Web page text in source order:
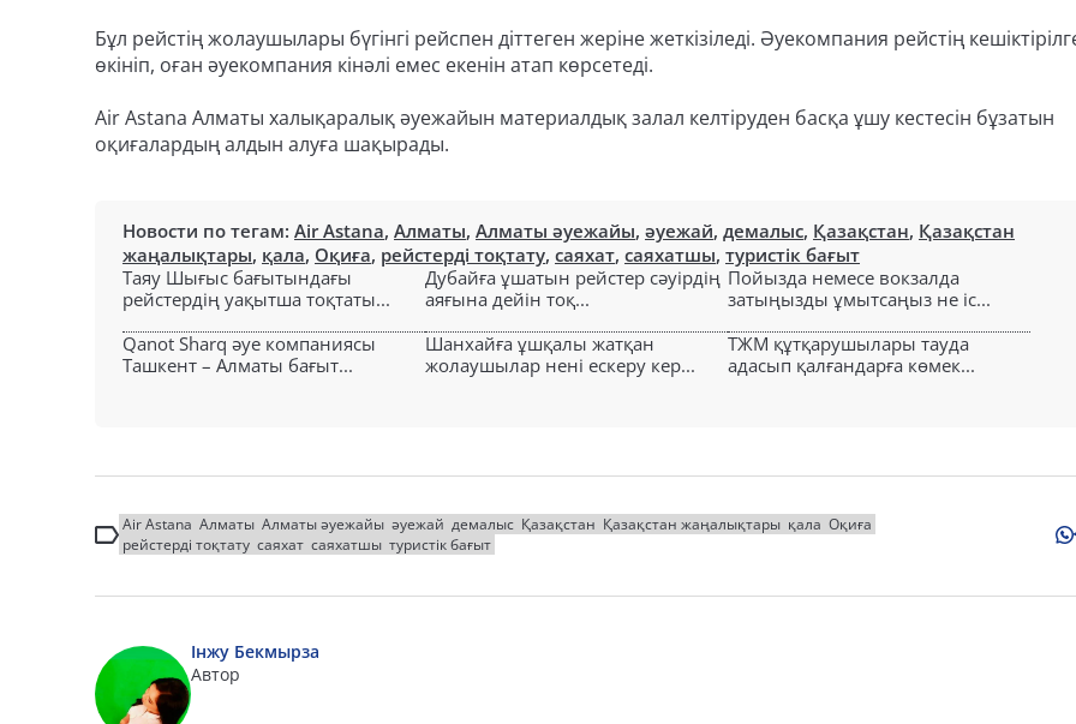
Бұл рейстің жолаушылары бүгінгі рейспен діттеген жеріне жеткізіледі. Әуекомпания рейстің
өкініп, оған әуекомпания кінәлі емес екенін атап көрсетеді.
Air Astana Алматы халықаралық әуежайын материалдық залал келтіруден басқа ұшу кестесін бұзатын
оқиғалардың алдын алуға шақырады.
Новости по тегам: Air Astana, Алматы, Алматы әуежайы, әуежай, демалыс, Қазақстан, Қазақстан
жаңалықтары, қала, Оқиға, рейстерді тоқтату, саяхат, саяхатшы, туристік бағыт
Таяу Шығыс бағытындағы
рейстердің уақытша тоқтаты...
Дубайға ұшатын рейстер сәуірдің
аяғына дейін тоқ...
Пойызда немесе вокзалда
затыңызды ұмытсаңыз не іс...
Qanot Sharq әуе компаниясы
Ташкент – Алматы бағыт...
Шанхайға ұшқалы жатқан
жолаушылар нені ескеру кер...
ТЖМ құтқарушылары тауда
адасып қалғандарға көмек...
Air Astana Алматы Алматы әуежайы әуежай демалыс Қазақстан Қазақстан жаңалықтары қала Оқиға
рейстерді тоқтату саяхат саяхатшы туристік бағыт
Інжу Бекмырза
Автор